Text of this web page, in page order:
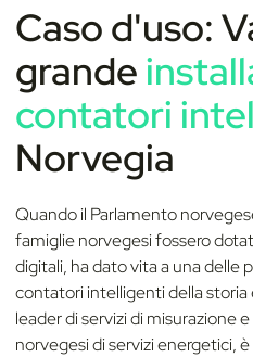
Caso d'uso:
grande
contatori
Norvegia
Quando il Parlamento
famiglie norvegesi fossero
digitali, ha dato vita a una delle
contatori intelligenti della storia
leader di servizi di misurazione
norvegesi di servizi energetici,